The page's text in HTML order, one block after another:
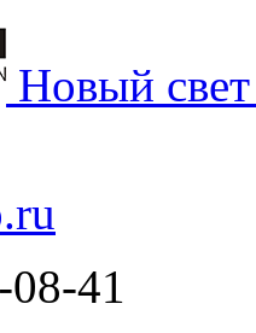
Новый
41